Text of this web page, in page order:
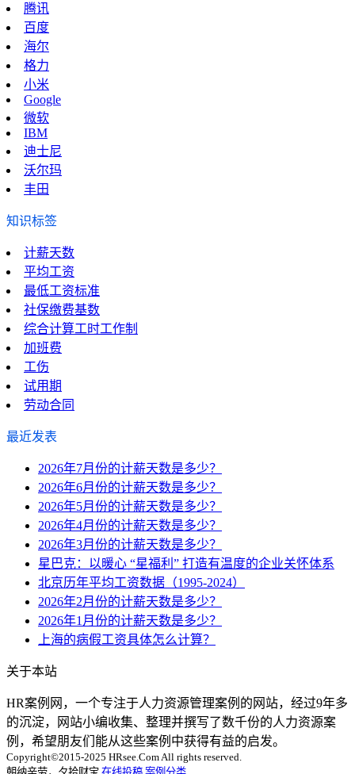
腾讯
百度
海尔
格力
小米
Google
微软
IBM
迪士尼
沃尔玛
丰田
知识标签
计薪天数
平均工资
最低工资标准
社保缴费基数
综合计算工时工作制
加班费
工伤
试用期
劳动合同
最近发表
2026年7月份的计薪天数是多少？
2026年6月份的计薪天数是多少？
2026年5月份的计薪天数是多少？
2026年4月份的计薪天数是多少？
2026年3月份的计薪天数是多少？
星巴克：以暖心 “星福利” 打造有温度的企业关怀体系
北京历年平均工资数据（1995-2024）
2026年2月份的计薪天数是多少？
2026年1月份的计薪天数是多少？
上海的病假工资具体怎么计算？
关于本站
HR案例网，一个专注于人力资源管理案例的网站，经过9年多
的沉淀，网站小编收集、整理并撰写了数千份的人力资源案
例，希望朋友们能从这些案例中获得有益的启发。
Copyright©2015-2025 HRsee.Com All rights reserved.